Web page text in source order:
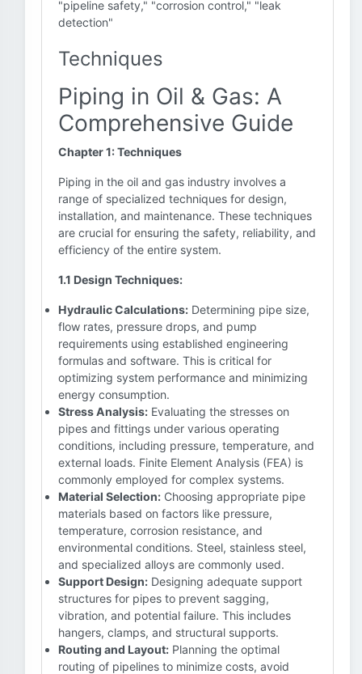
"pipeline safety," "corrosion control," "leak
detection"
Techniques
Piping in Oil & Gas: A
Comprehensive Guide
Chapter 1: Techniques
Piping in the oil and gas industry involves a
range of specialized techniques for design,
installation, and maintenance. These techniques
are crucial for ensuring the safety, reliability, and
efficiency of the entire system.
1.1 Design Techniques:
Hydraulic Calculations: Determining pipe size,
flow rates, pressure drops, and pump
requirements using established engineering
formulas and software. This is critical for
optimizing system performance and minimizing
energy consumption.
Stress Analysis: Evaluating the stresses on
pipes and fittings under various operating
conditions, including pressure, temperature, and
external loads. Finite Element Analysis (FEA) is
commonly employed for complex systems.
Material Selection: Choosing appropriate pipe
materials based on factors like pressure,
temperature, corrosion resistance, and
environmental conditions. Steel, stainless steel,
and specialized alloys are commonly used.
Support Design: Designing adequate support
structures for pipes to prevent sagging,
vibration, and potential failure. This includes
hangers, clamps, and structural supports.
Routing and Layout: Planning the optimal
routing of pipelines to minimize costs, avoid